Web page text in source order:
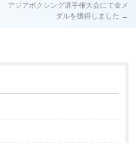
アジアボクシング選手権大会にて金メ
ダルを獲得しました →